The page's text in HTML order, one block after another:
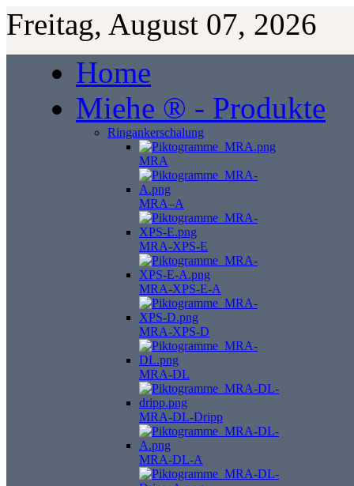
Freitag, August 07, 2026
Home
Miehe ® - Produkte
Ringankerschalung
MRA
MRA–A
MRA-XPS-E
MRA-XPS-E-A
MRA-XPS-D
MRA-DL
MRA-DL-Dripp
MRA-DL-A